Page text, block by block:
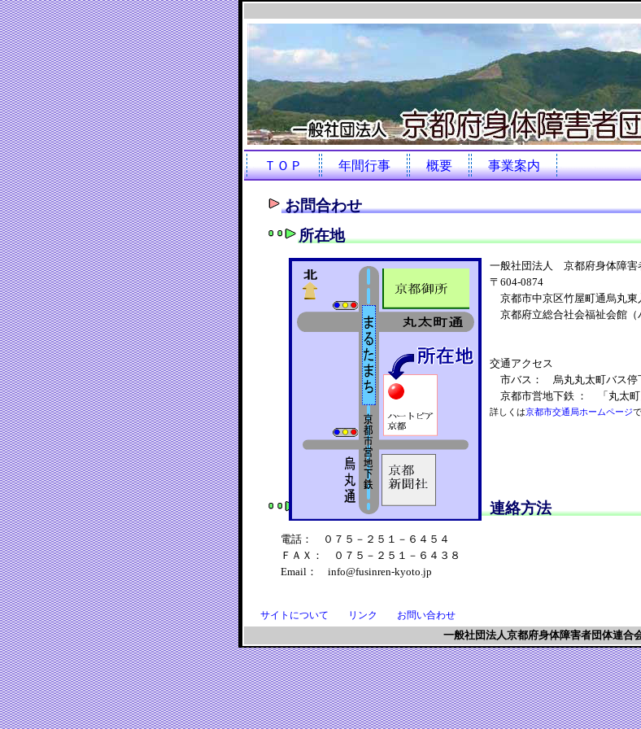
ＴＯＰ 年間行事 概要 事業案内
お問合わせ
所在地
一般社団法人 京都府身体障害
〒604-0874
京都市中京区竹屋町通烏丸東
京都府立総合社会福祉会館（
交通アクセス
市バス： 烏丸丸太町バス停
京都市営地下鉄 ： 「丸太町
詳しくは京都市交通局ホームページ
連絡方法
電話： ０７５－２５１－６４５４
ＦＡＸ： ０７５－２５１－６４３８
Email： info@fusinren-kyoto.jp
サイトについて リンク お問い合わせ
一般社団法人京都府身体障害者団体連合